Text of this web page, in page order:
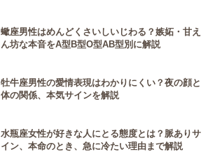
蠍座男性はめんどくさいしいじわる？嫉妬・甘え
ん坊な本音をA型B型O型AB型別に解説
牡牛座男性の愛情表現はわかりにくい？夜の顔と
体の関係、本気サインを解説
水瓶座女性が好きな人にとる態度とは？脈ありサ
イン、本命のとき、急に冷たい理由まで解説